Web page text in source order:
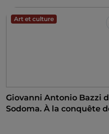
Art et culture
Giovanni Antonio Bazzi
Sodoma. À la conquête